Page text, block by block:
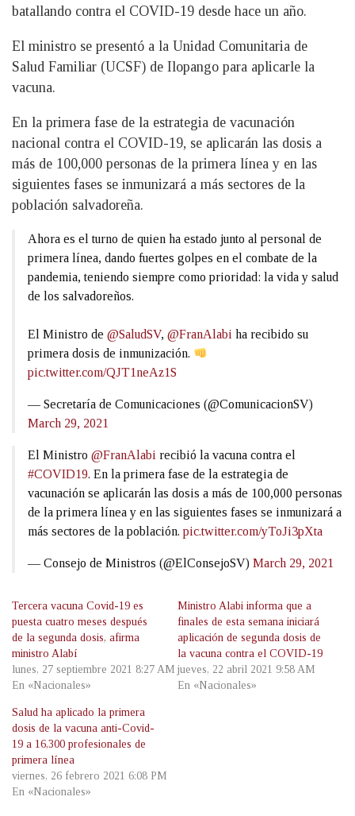
batallando contra el COVID-19 desde hace un año.
El ministro se presentó a la Unidad Comunitaria de
Salud Familiar (UCSF) de Ilopango para aplicarle la
vacuna.
En la primera fase de la estrategia de vacunación
nacional contra el COVID-19, se aplicarán las dosis a
más de 100,000 personas de la primera línea y en las
siguientes fases se inmunizará a más sectores de la
población salvadoreña.
Ahora es el turno de quien ha estado junto al personal de
primera línea, dando fuertes golpes en el combate de la
pandemia, teniendo siempre como prioridad: la vida y salud
de los salvadoreños.
El Ministro de @SaludSV, @FranAlabi ha recibido su
primera dosis de inmunización.
pic.twitter.com/QJT1neAz1S
— Secretaría de Comunicaciones (@ComunicacionSV)
March 29, 2021
El Ministro @FranAlabi recibió la vacuna contra el
#COVID19. En la primera fase de la estrategia de
vacunación se aplicarán las dosis a más de 100,000 personas
de la primera línea y en las siguientes fases se inmunizará a
más sectores de la población. pic.twitter.com/yToJi3pXta
— Consejo de Ministros (@ElConsejoSV) March 29, 2021
Tercera vacuna Covid-19 es
puesta cuatro meses después
de la segunda dosis, afirma
ministro Alabí
lunes, 27 septiembre 2021 8:27 AM
En «Nacionales»
Ministro Alabi informa que a
finales de esta semana iniciará
aplicación de segunda dosis de
la vacuna contra el COVID-19
jueves, 22 abril 2021 9:58 AM
En «Nacionales»
Salud ha aplicado la primera
dosis de la vacuna anti-Covid-
19 a 16,300 profesionales de
primera línea
viernes, 26 febrero 2021 6:08 PM
En «Nacionales»